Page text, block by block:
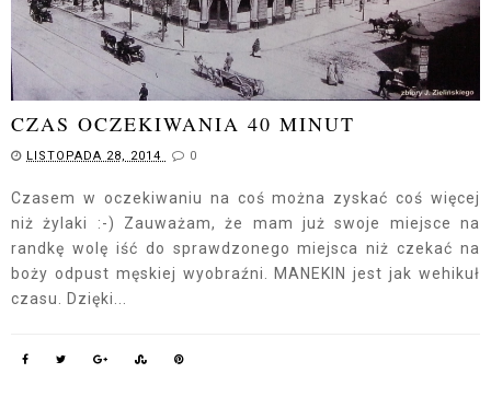
CZAS OCZEKIWANIA 40 MINUT
LISTOPADA 28, 2014 0
Czasem w oczekiwaniu na coś można zyskać coś więcej
niż żylaki :-) Zauważam, że mam już swoje miejsce na
randkę wolę iść do sprawdzonego miejsca niż czekać na
boży odpust męskiej wyobraźni. MANEKIN jest jak wehikuł
czasu. Dzięki...